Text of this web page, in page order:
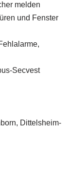
melden
und Fenster
Secvest
Dittelsheim-